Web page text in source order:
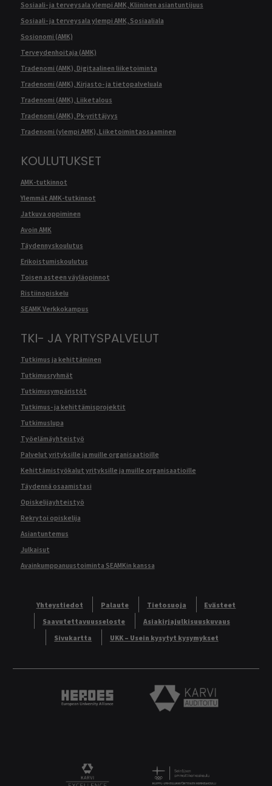
Sosiaali- ja terveysala ylempi AMK, Kliininen asiantuntijuus
Sosiaali- ja terveysala ylempi AMK, Sosiaaliala
Sosionomi (AMK)
Terveydenhoitaja (AMK)
Tradenomi (AMK), Digitaalinen liiketoiminta
Tradenomi (AMK), Kirjasto- ja tietopalveluala
Tradenomi (AMK), Liiketalous
Tradenomi (AMK), Pk-yrittäjyys
Tradenomi (ylempi AMK), Liiketoimintaosaaminen
KOULUTUKSET
AMK-tutkinnot
Ylemmät AMK-tutkinnot
Jatkuva oppiminen
Avoin AMK
Täydennyskoulutus
Erikoistumiskoulutus
Toisen asteen väyläopinnot
Ristiinopiskelu
SEAMK Verkkokampus
TKI- JA YRITYSPALVELUT
Tutkimus ja kehittäminen
Tutkimusryhmät
Tutkimusympäristöt
Tutkimus- ja kehittämisprojektit
Tutkimuslupa
Työelämäyhteistyö
Palvelut yrityksille ja muille organisaatioille
Kehittämistyökalut yrityksille ja muille organisaatioille
Täydennä osaamistasi
Opiskelijayhteistyö
Rekrytoi opiskelija
Asiantuntemus
Julkaisut
Avainkumppanuustoiminta SEAMKin kanssa
Yhteystiedot Palaute Tietosuoja
Evästeet
Saavutettavuusseloste
Asiakirjajulkisuuskuvaus
Sivukartta
UKK – Usein kysytyt kysymykset
Heroes European University Alliance logo
Karvi Auditoitu logo
KARVI Excellence logo.Logo